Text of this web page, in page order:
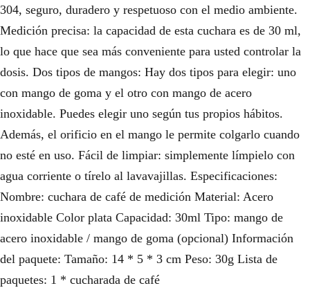
304, seguro, duradero y respetuoso con el medio ambiente.
Medición precisa: la capacidad de esta cuchara es de 30 ml,
lo que hace que sea más conveniente para usted controlar la
dosis. Dos tipos de mangos: Hay dos tipos para elegir: uno
con mango de goma y el otro con mango de acero
inoxidable. Puedes elegir uno según tus propios hábitos.
Además, el orificio en el mango le permite colgarlo cuando
no esté en uso. Fácil de limpiar: simplemente límpielo con
agua corriente o tírelo al lavavajillas. Especificaciones:
Nombre: cuchara de café de medición Material: Acero
inoxidable Color plata Capacidad: 30ml Tipo: mango de
acero inoxidable / mango de goma (opcional) Información
del paquete: Tamaño: 14 * 5 * 3 cm Peso: 30g Lista de
paquetes: 1 * cucharada de café